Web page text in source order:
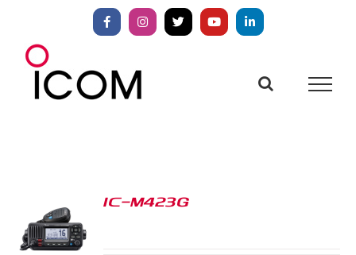
springen
FacebookInstagram
X YouTubeLinkedIn
IC-M423G